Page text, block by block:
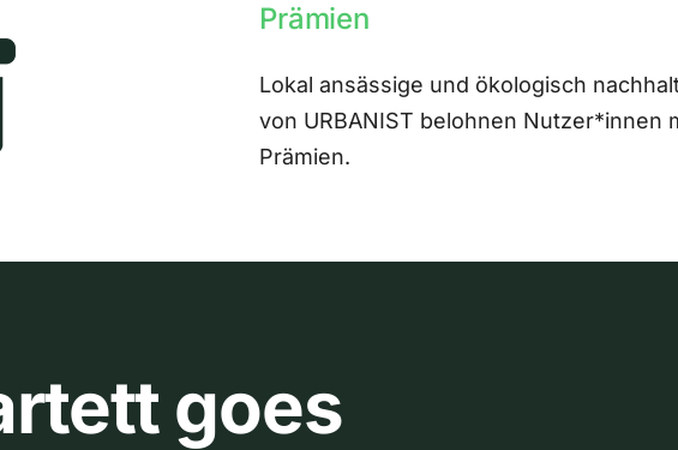
Prämien
Lokal ansässige und ökologisch
von URBANIST belohnen Nutzer*innen
Prämien.
goes